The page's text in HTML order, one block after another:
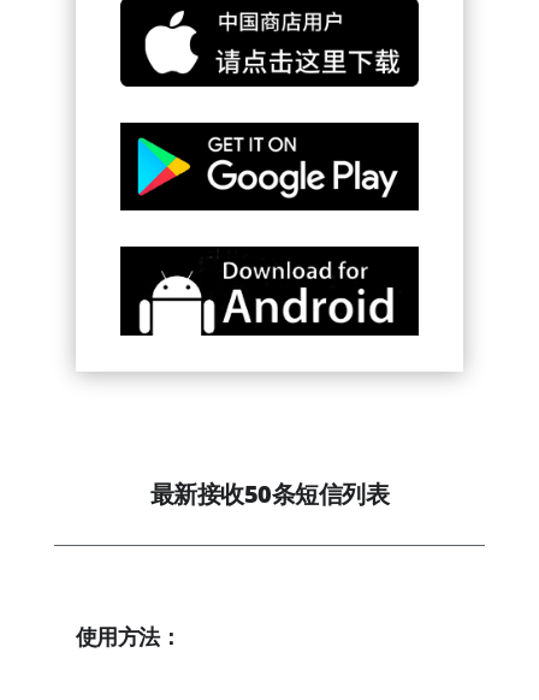
最新接收50条短信列表
使用方法：